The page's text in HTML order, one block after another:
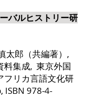
バルヒストリー研
太郎（共編著）,
料集成, 東京外国
フリカ言語文化研
ISBN 978-4-